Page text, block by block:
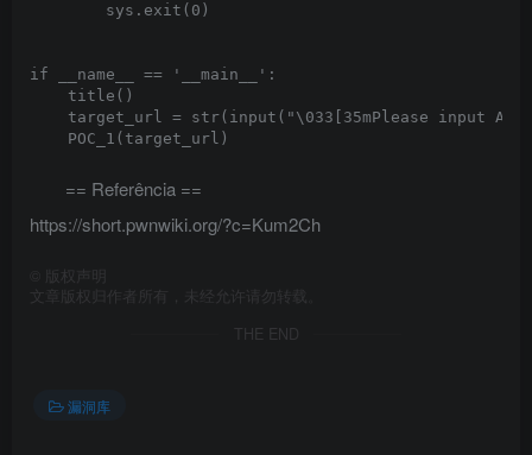
        sys.exit(0)
if __name__ == '__main__':
    title()
target_url = str(input("\033[35mPlease input
    POC_1(target_url)
== Referência ==
https://short.pwnwiki.org/?c=Kum2Ch
版权声明
文章版权归作者所有，未经允许请勿转载。
THE END
漏洞库